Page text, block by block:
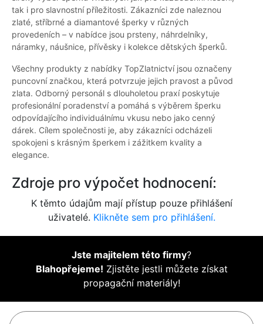
tak i pro slavnostní příležitosti. Zákazníci zde naleznou
zlaté, stříbrné a diamantové šperky v různých
provedeních – v nabídce jsou prsteny, náhrdelníky,
náramky, náušnice, přívěsky i kolekce dětských šperků.
Všechny produkty z nabídky TopZlatnictví jsou označeny
puncovní značkou, která potvrzuje jejich pravost a původ
zlata. Odborný personál s dlouholetou praxí poskytuje
profesionální poradenství a pomáhá s výběrem šperku
odpovídajícího individuálnímu vkusu nebo jako cenný
dárek. Cílem společnosti je, aby zákazníci odcházeli
spokojeni s krásným šperkem i zážitkem kvality a
elegance.
Zdroje pro výpočet hodnocení:
K těmto údajům mají přístup pouze přihlášení
uživatelé. Klikněte sem pro přihlášení.
Jste majitelem této firmy?
Blahopřejeme! Zjistěte jestli můžete získat
propagační materiály!